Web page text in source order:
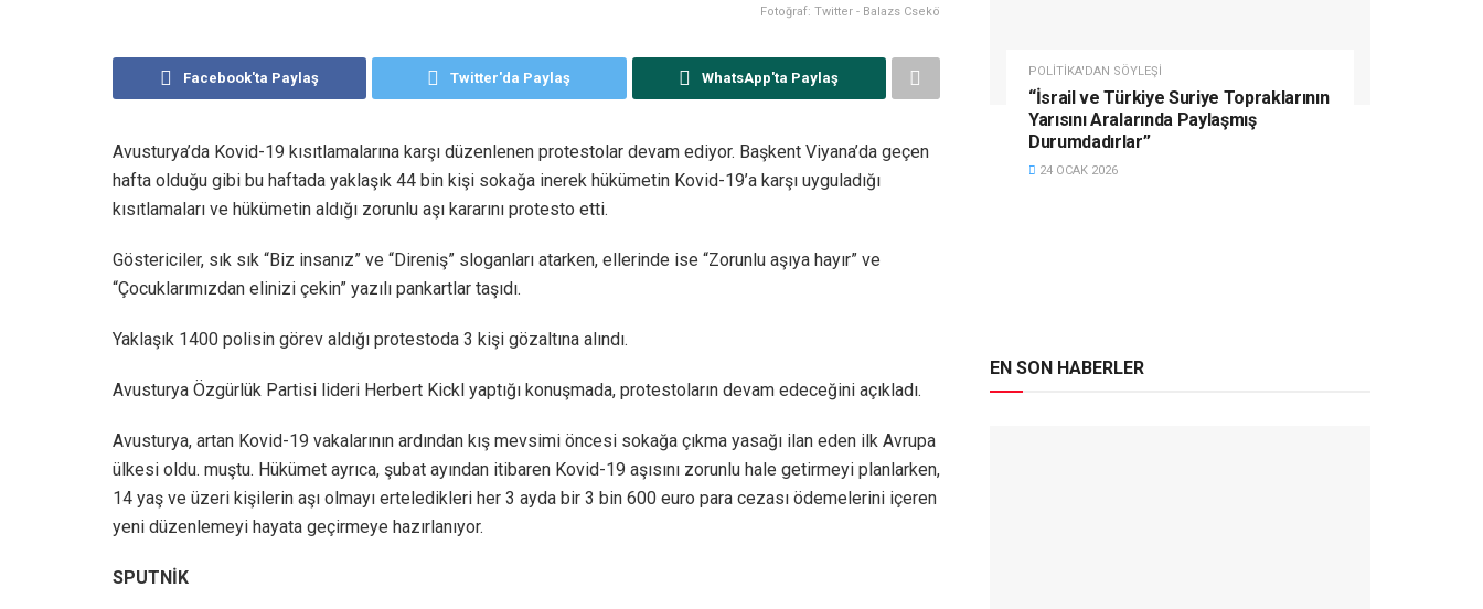
Fotoğraf: Twitter - Balazs Csekö
Facebook'ta Paylaş Twitter'da Paylaş WhatsApp'ta Paylaş
Avusturya’da Kovid-19 kısıtlamalarına karşı düzenlenen protestolar devam ediyor. Başkent Viyana’da geçen
hafta olduğu gibi bu haftada yaklaşık 44 bin kişi sokağa inerek hükümetin Kovid-19’a karşı uyguladığı
kısıtlamaları ve hükümetin aldığı zorunlu aşı kararını protesto etti.
Göstericiler, sık sık “Biz insanız” ve “Direniş” sloganları atarken, ellerinde ise “Zorunlu aşıya hayır” ve
“Çocuklarımızdan elinizi çekin” yazılı pankartlar taşıdı.
Yaklaşık 1400 polisin görev aldığı protestoda 3 kişi gözaltına alındı.
Avusturya Özgürlük Partisi lideri Herbert Kickl yaptığı konuşmada, protestoların devam edeceğini açıkladı.
Avusturya, artan Kovid-19 vakalarının ardından kış mevsimi öncesi sokağa çıkma yasağı ilan eden ilk Avrupa
ülkesi oldu. muştu. Hükümet ayrıca, şubat ayından itibaren Kovid-19 aşısını zorunlu hale getirmeyi planlarken,
14 yaş ve üzeri kişilerin aşı olmayı erteledikleri her 3 ayda bir 3 bin 600 euro para cezası ödemelerini içeren
yeni düzenlemeyi hayata geçirmeye hazırlanıyor.
SPUTNİK
POLITIKA'DAN SÖYLEŞI
“İsrail ve Türkiye Suriye Topraklarının
Yarısını Aralarında Paylaşmış
Durumdadırlar”
24 OCAK 2026
EN SON HABERLER